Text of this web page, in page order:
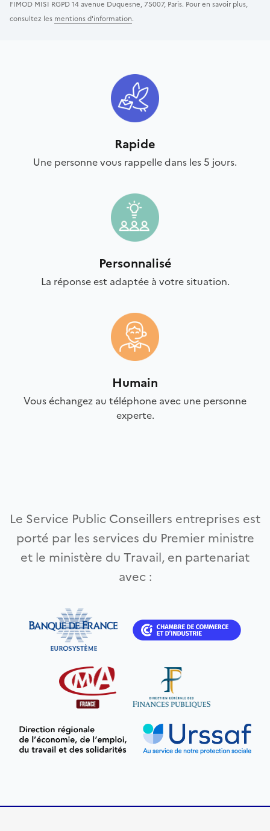
FIMOD MISI RGPD 14 avenue Duquesne, 75007, Paris. Pour en savoir plus,
consultez les mentions d'information.
Rapide
Une personne vous rappelle dans les 5 jours.
Personnalisé
La réponse est adaptée à votre situation.
Humain
Vous échangez au téléphone avec une personne
experte.
Le Service Public Conseillers entreprises est
porté par les services du Premier ministre
et le ministère du Travail, en partenariat
avec :